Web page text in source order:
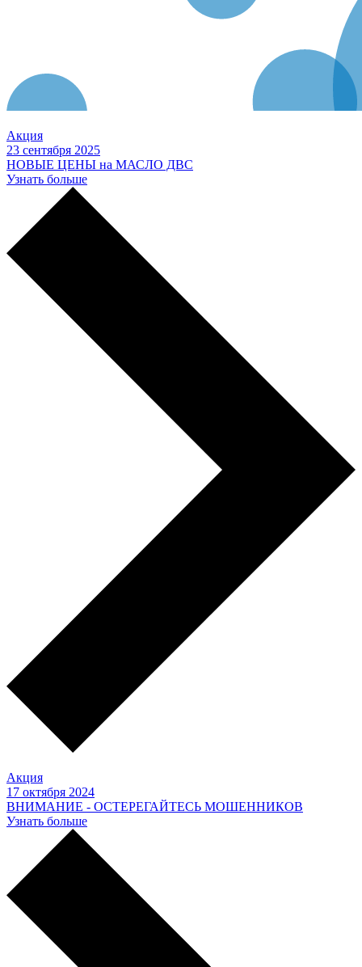
Акция
23 сентября 2025
НОВЫЕ ЦЕНЫ на МАСЛО ДВС
Узнать больше
Акция
17 октября 2024
ВНИМАНИЕ - ОСТЕРЕГАЙТЕСЬ МОШЕННИКОВ
Узнать больше